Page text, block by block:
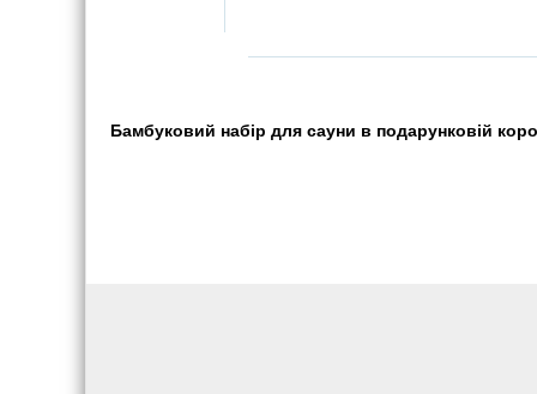
Бамбуковий набір для сауни в подарунковій